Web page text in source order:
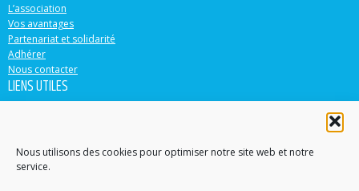
Nous utilisons des cookies pour optimiser notre site web et notre
service.
L’association
Vos avantages
Partenariat et solidarité
Adhérer
Nous contacter
LIENS UTILES